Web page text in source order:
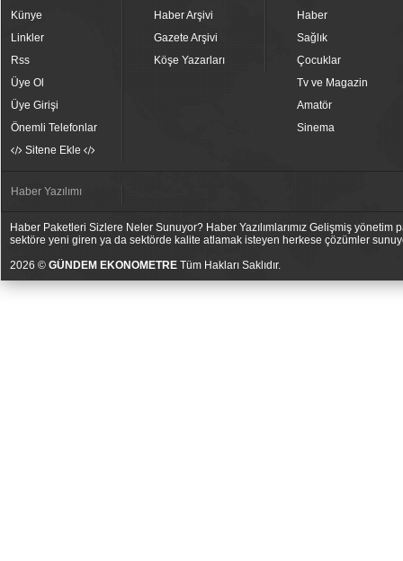
Künye
Linkler
Rss
Üye Ol
Üye Girişi
Önemli Telefonlar
Sitene Ekle
Haber Arşivi
Gazete Arşivi
Köşe Yazarları
Haber
Sağlık
Çocuklar
Tv ve Magazin
Amatör
Sinema
Haber Yazılımı
Haber Paketleri Sizlere Neler Sunuyor? Haber Yazılımlarımız Gelişmiş
sektöre yeni giren ya da sektörde kalite atlamak isteyen herkese çözümler
2026 © GÜNDEM EKONOMETRE Tüm Hakları Saklıdır.